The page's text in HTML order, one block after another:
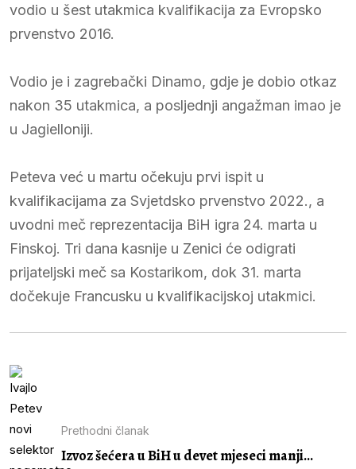
vodio u šest utakmica kvalifikacija za Evropsko
prvenstvo 2016.
Vodio je i zagrebački Dinamo, gdje je dobio otkaz
nakon 35 utakmica, a posljednji angažman imao je
u Jagielloniji.
Peteva već u martu očekuju prvi ispit u
kvalifikacijama za Svjetdsko prvenstvo 2022., a
uvodni meč reprezentacija BiH igra 24. marta u
Finskoj. Tri dana kasnije u Zenici će odigrati
prijateljski meč sa Kostarikom, dok 31. marta
dočekuje Francusku u kvalifikacijskoj utakmici.
Prethodni članak
Izvoz šećera u BiH u devet mjeseci manji...